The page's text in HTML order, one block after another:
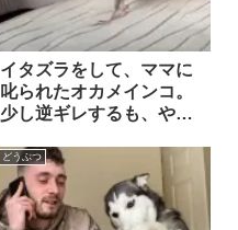
イタズラをして、ママに
叱られたオカメインコ。
少し逆ギレするも、やが
た！？
どうぶつ